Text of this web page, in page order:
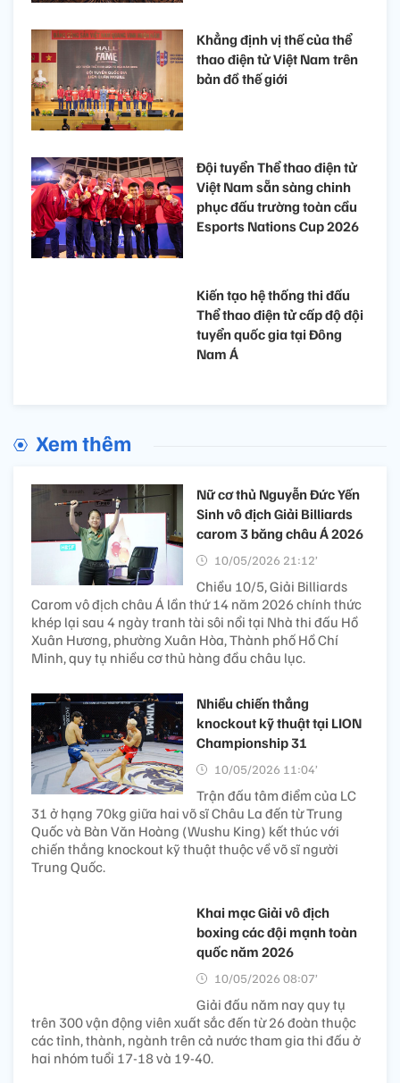
Khẳng định vị thế của thể
thao điện tử Việt Nam trên
bản đồ thế giới
Đội tuyển Thể thao điện tử
Việt Nam sẵn sàng chinh
phục đấu trường toàn cầu
Esports Nations Cup 2026
Kiến tạo hệ thống thi đấu
Thể thao điện tử cấp độ đội
tuyển quốc gia tại Đông
Nam Á
Xem thêm
Nữ cơ thủ Nguyễn Đức Yến
Sinh vô địch Giải Billiards
carom 3 băng châu Á 2026
10/05/2026 21:12’
Chiều 10/5, Giải Billiards
Carom vô địch châu Á lần thứ 14 năm 2026 chính thức
khép lại sau 4 ngày tranh tài sôi nổi tại Nhà thi đấu Hồ
Xuân Hương, phường Xuân Hòa, Thành phố Hồ Chí
Minh, quy tụ nhiều cơ thủ hàng đầu châu lục.
Nhiều chiến thắng
knockout kỹ thuật tại LION
Championship 31
10/05/2026 11:04’
Trận đấu tâm điểm của LC
31 ở hạng 70kg giữa hai võ sĩ Châu La đến từ Trung
Quốc và Bàn Văn Hoàng (Wushu King) kết thúc với
chiến thắng knockout kỹ thuật thuộc về võ sĩ người
Trung Quốc.
Khai mạc Giải vô địch
boxing các đội mạnh toàn
quốc năm 2026
10/05/2026 08:07’
Giải đấu năm nay quy tụ
trên 300 vận động viên xuất sắc đến từ 26 đoàn thuộc
các tỉnh, thành, ngành trên cả nước tham gia thi đấu ở
hai nhóm tuổi 17-18 và 19-40.